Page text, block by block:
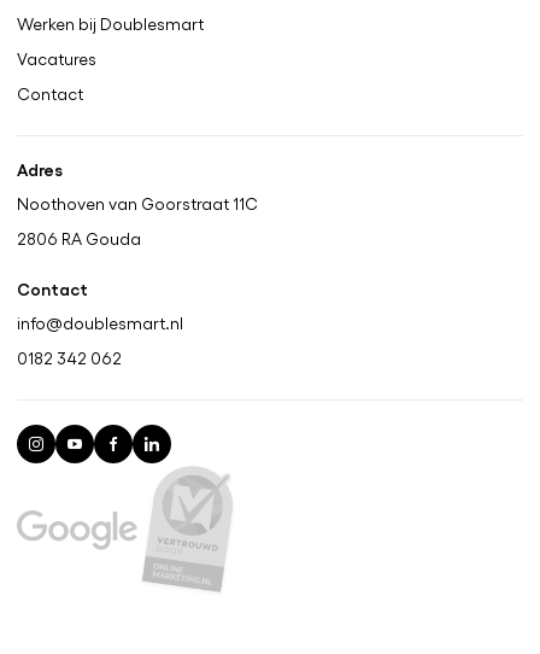
Werken bij Doublesmart
Vacatures
Contact
Adres
Noothoven van Goorstraat 11C
2806 RA Gouda
Contact
info@doublesmart.nl
0182 342 062